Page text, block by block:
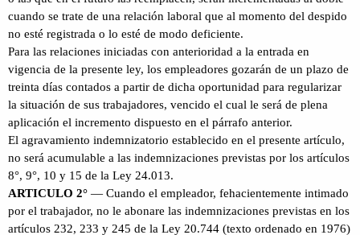
cuando se trate de una relación laboral que al momento del despido
no esté registrada o lo esté de modo deficiente.
Para las relaciones iniciadas con anterioridad a la entrada en
vigencia de la presente ley, los empleadores gozarán de un plazo de
treinta días contados a partir de dicha oportunidad para regularizar
la situación de sus trabajadores, vencido el cual le será de plena
aplicación el incremento dispuesto en el párrafo anterior.
El agravamiento indemnizatorio establecido en el presente artículo,
no será acumulable a las indemnizaciones previstas por los artículos
8°, 9°, 10 y 15 de la Ley 24.013.
ARTICULO 2° — Cuando el empleador, fehacientemente intimado
por el trabajador, no le abonare las indemnizaciones previstas en los
artículos 232, 233 y 245 de la Ley 20.744 (texto ordenado en 1976)